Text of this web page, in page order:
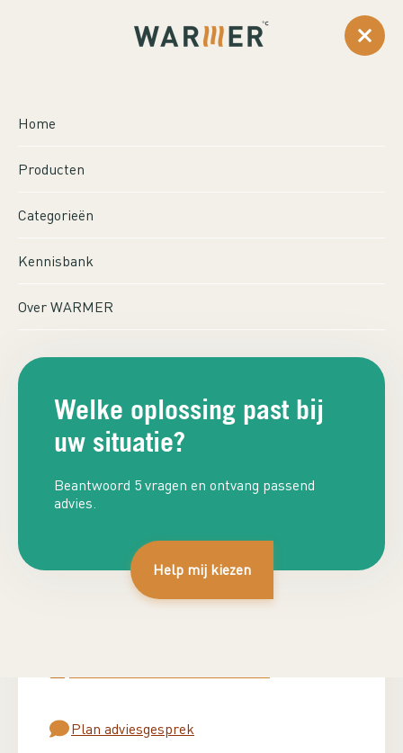
Home
Producten
Categorieën
Kennisbank
Over WARMER
Welke oplossing past bij
uw situatie?
Beantwoord 5 vragen en ontvang passend
advies.
Help mij kiezen
0
COMFORTSCREEN
1100W
Kies het vermogen (Watt)
Plan adviesgesprek